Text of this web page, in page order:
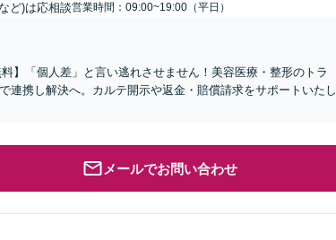
ど)は応相談営業時間：09:00~19:00（平日）
】「個人差」と言い逃れさせません！美容医療・整形のトラ
連携し解決へ。カルテ開示や返金・賠償請求をサポートいたし
メールでお問い合わせ